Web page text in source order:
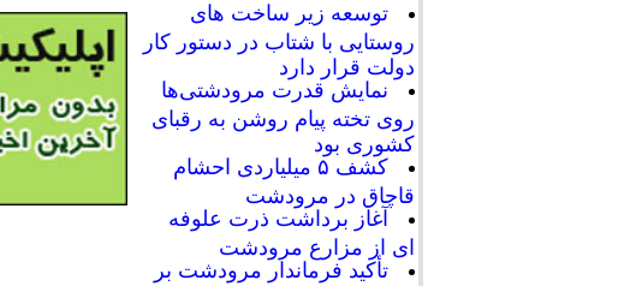
توسعه زیر ساخت های
روستایی با شتاب در دستور کار
دولت قرار دارد
نمایش قدرت مرودشتی‌ها
روی تخته پیام روشن به رقبای
کشوری بود
کشف ۵ میلیاردی احشام
قاچاق در مرودشت
آغاز برداشت ذرت علوفه
ای از مزارع مرودشت
تأکید فرماندار مرودشت بر